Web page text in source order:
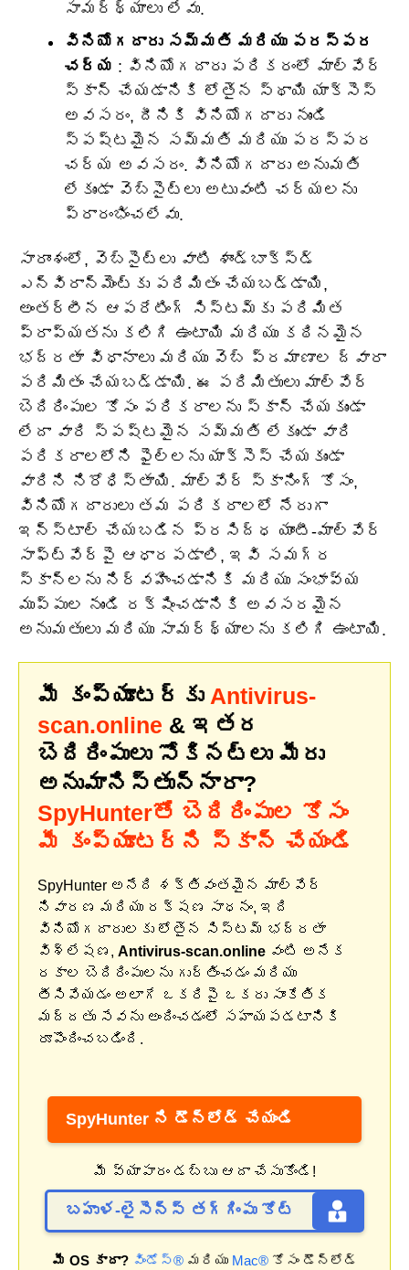
సామర్థ్యాలు లేవు.
వినియోగదారు సమ్మతి మరియు పరస్పర
చర్య : వినియోగదారు పరికరంలో మాల్వేర్
స్కాన్ చేయడానికి లోతైన స్థాయి యాక్సెస్
అవసరం, దీనికి వినియోగదారు నుండి
స్పష్టమైన సమ్మతి మరియు పరస్పర
చర్య అవసరం. వినియోగదారు అనుమతి
లేకుండా వెబ్‌సైట్‌లు అటువంటి చర్యలను
ప్రారంభించలేవు.
సారాంశంలో, వెబ్‌సైట్‌లు వాటి శాండ్‌బాక్స్డ్
ఎన్విరాన్‌మెంట్‌కు పరిమితం చేయబడ్డాయి,
అంతర్లీన ఆపరేటింగ్ సిస్టమ్‌కు పరిమిత
ప్రాప్యతను కలిగి ఉంటాయి మరియు కఠినమైన
భద్రతా విధానాలు మరియు వెబ్ ప్రమాణాల ద్వారా
పరిమితం చేయబడ్డాయి. ఈ పరిమితులు మాల్వేర్
బెదిరింపుల కోసం పరికరాలను స్కాన్ చేయకుండా
లేదా వారి స్పష్టమైన సమ్మతి లేకుండా వారి
పరికరాలలోని ఫైల్‌లను యాక్సెస్ చేయకుండా
వారిని నిరోధిస్తాయి. మాల్వేర్ స్కానింగ్ కోసం,
వినియోగదారులు తమ పరికరాలలో నేరుగా
ఇన్‌స్టాల్ చేయబడిన ప్రసిద్ధ యాంటీ-మాల్వేర్
సాఫ్ట్‌వేర్‌పై ఆధారపడాలి, ఇవి సమగ్ర
స్కాన్‌లను నిర్వహించడానికి మరియు సంభావ్య
ముప్పుల నుండి రక్షించడానికి అవసరమైన
అనుమతులు మరియు సామర్థ్యాలను కలిగి ఉంటాయి.
మీ కంప్యూటర్‌కు Antivirus-
scan.online & ఇతర
బెదిరింపులు సోకినట్లు మీరు
అనుమానిస్తున్నారా?
SpyHunterతో బెదిరింపుల కోసం
మీ కంప్యూటర్‌ని స్కాన్ చేయండి
SpyHunter అనేది శక్తివంతమైన మాల్వేర్
నివారణ మరియు రక్షణ సాధనం, ఇది
వినియోగదారులకు లోతైన సిస్టమ్ భద్రతా
విశ్లేషణ, Antivirus-scan.online వంటి అనేక
రకాల బెదిరింపులను గుర్తించడం మరియు
తీసివేయడం అలాగే ఒకరిపై ఒకరు సాంకేతిక
మద్దతు సేవను అందించడంలో సహాయపడటానికి
రూపొందించబడింది.
SpyHunter ని డౌన్‌లోడ్ చేయండి
మీ వ్యాపారం డబ్బు ఆదా చేసుకోండి!
బహుళ-లైసెన్స్ తగ్గింపు కోట్
మీ OS కాదా? విండోస్®మరియు Mac®కోసం డౌన్‌లోడ్